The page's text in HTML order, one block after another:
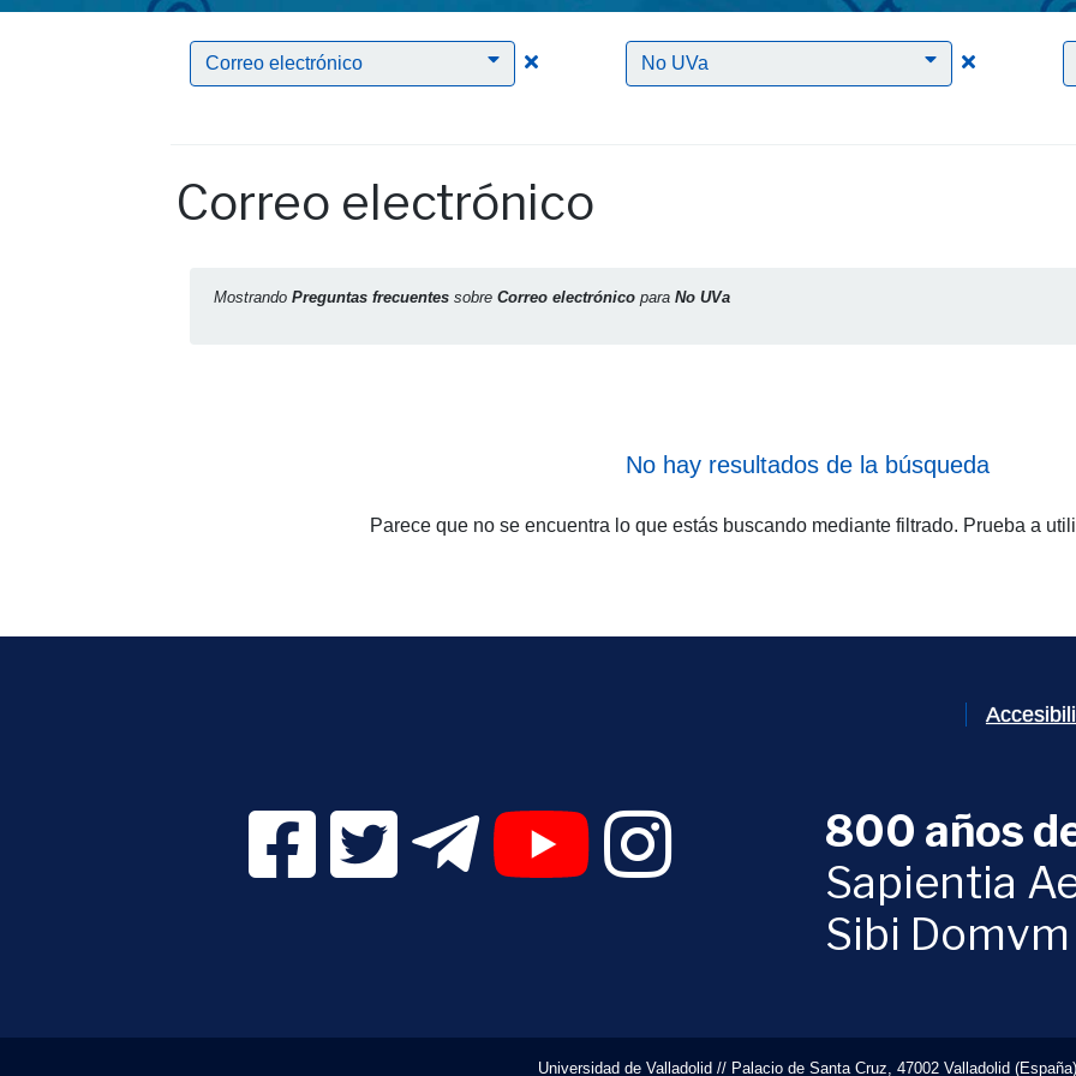
Correo electrónico Clic para borrar el filtro Correo electrónico
No UVa Clic para
Correo electrónico
Mostrando Preguntas frecuentes sobre Correo electrónico para No UVa
No hay resultados de la búsqueda
Parece que no se encuentra lo que estás buscando mediante filtrado. Prueba a
Facebook Digital UVa (se abrirá en una nueva ventana)
Twitter Digital UVa (se abrirá en una nueva ventana)
Telegram Digital UVa (se abrirá en una nueva ventana)
YouTube Digital UVa (se abrirá en una nueva ventana)
Instagram Digital UVa (se abrirá en una nueva
800 años
Sapientia
Sibi Domvm
Universidad de Valladolid // Palacio de Santa Cruz, 47002 Valladolid (España)